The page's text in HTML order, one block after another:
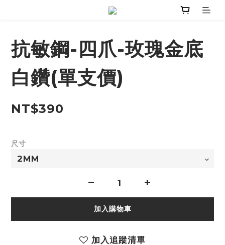
抗敏鋼-四爪-玫瑰金底
白鑽(單支價)
NT$390
尺寸
加入購物車
加入追蹤清單